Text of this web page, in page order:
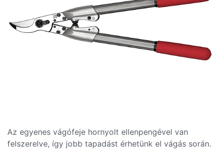
Az egyenes vágófeje hornyolt ellenpengével van
felszerelve, így jobb tapadást érhetünk el vágás során.